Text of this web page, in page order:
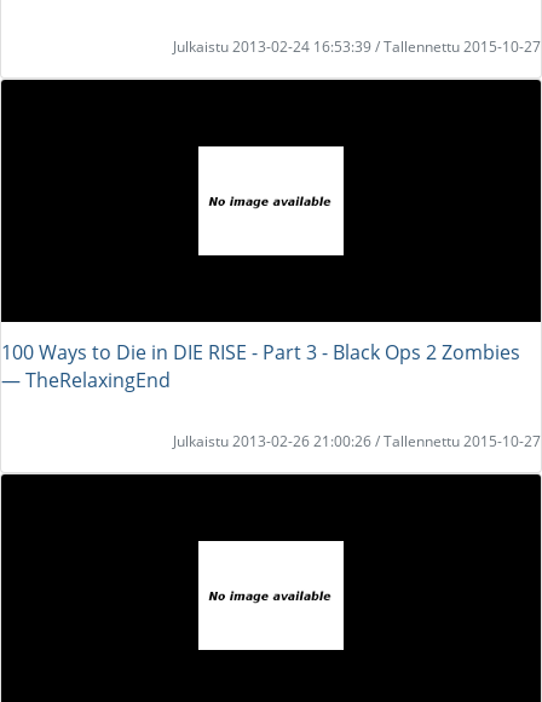
Julkaistu 2013-02-24 16:53:39 / Tallennettu 2015-10-27
100 Ways to Die in DIE RISE - Part 3 - Black Ops 2 Zombies
― TheRelaxingEnd
Julkaistu 2013-02-26 21:00:26 / Tallennettu 2015-10-27